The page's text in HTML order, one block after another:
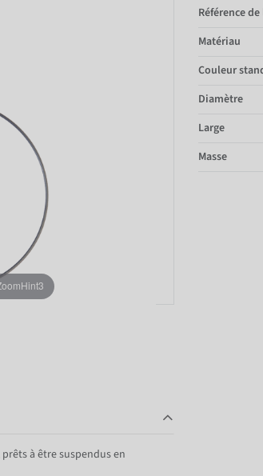
Référence
Matériau
Couleur
Diamètre
Large
Masse
à être suspendus en